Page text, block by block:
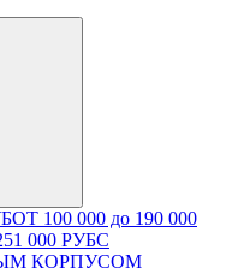
ОТ 100 000 до 190 000
000 РУБС
КОРПУСОМ